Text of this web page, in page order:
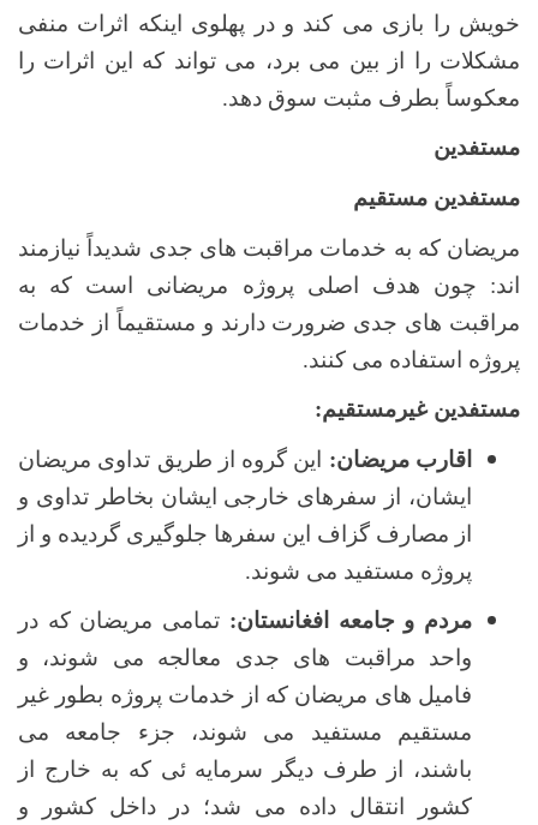
خویش را بازی می کند و در پهلوی اینکه اثرات منفی
مشکلات را از بین می برد، می تواند که این اثرات را
معکوساً بطرف مثبت سوق دهد.
مستفدین
مستفدین مستقیم
مریضان که به خدمات مراقبت های جدی شدیداً نیازمند
اند: چون هدف اصلی پروژه مریضانی است که به
مراقبت های جدی ضرورت دارند و مستقیماً از خدمات
پروژه استفاده می کنند.
مستفدین غیرمستقیم:
اقارب مریضان: این گروه از طریق تداوی مریضان
ایشان، از سفرهای خارجی ایشان بخاطر تداوی و
از مصارف گزاف این سفرها جلوگیری گردیده و از
پروژه مستفید می شوند.
مردم و جامعه افغانستان: تمامی مریضان که در
واحد مراقبت های جدی معالجه می شوند، و
فامیل های مریضان که از خدمات پروژه بطور غیر
مستقیم مستفید می شوند، جزء جامعه می
باشند، از طرف دیگر سرمایه ئی که به خارج از
کشور انتقال داده می شد؛ در داخل کشور و